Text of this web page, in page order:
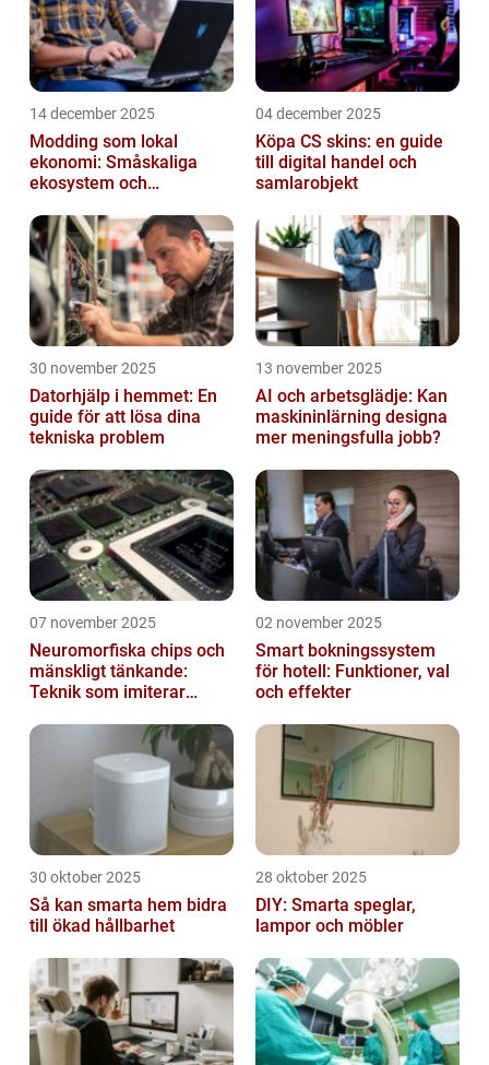
14 december 2025
Modding som lokal
ekonomi: Småskaliga
ekosystem och
04 december 2025
Köpa CS skins: en guide
till digital handel och
samlarobjekt
30 november 2025
Datorhjälp i hemmet: En
guide för att lösa dina
tekniska problem
13 november 2025
AI och arbetsglädje: Kan
maskininlärning designa
mer meningsfulla jobb?
07 november 2025
Neuromorfiska chips och
mänskligt tänkande:
Teknik som imiterar
02 november 2025
Smart bokningssystem
för hotell: Funktioner, val
och effekter
30 oktober 2025
Så kan smarta hem bidra
till ökad hållbarhet
28 oktober 2025
DIY: Smarta speglar,
lampor och möbler